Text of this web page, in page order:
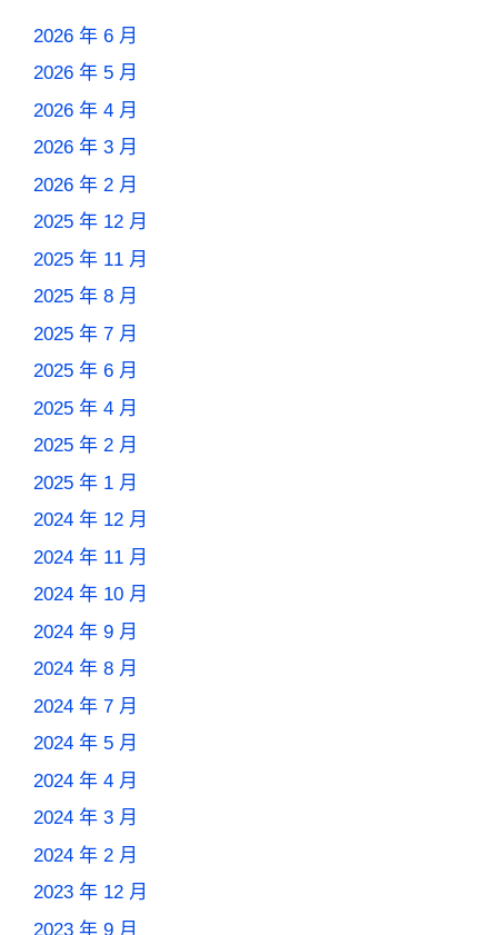
2026 年 6 月
2026 年 5 月
2026 年 4 月
2026 年 3 月
2026 年 2 月
2025 年 12 月
2025 年 11 月
2025 年 8 月
2025 年 7 月
2025 年 6 月
2025 年 4 月
2025 年 2 月
2025 年 1 月
2024 年 12 月
2024 年 11 月
2024 年 10 月
2024 年 9 月
2024 年 8 月
2024 年 7 月
2024 年 5 月
2024 年 4 月
2024 年 3 月
2024 年 2 月
2023 年 12 月
2023 年 9 月